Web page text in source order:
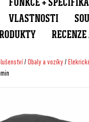
VLASTNOSTI
/Obaly a vozíky/